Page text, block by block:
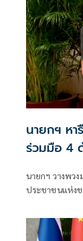
นายกฯ หา
ร่วมมือ 4
นายกฯ วางพว
ประชาชนแห่งช